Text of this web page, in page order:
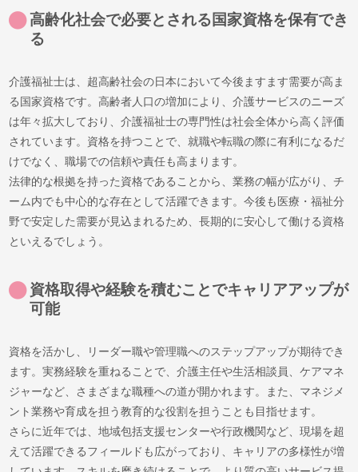
高齢化社会で必要とされる国家資格を保有でき
る
介護福祉士は、超高齢社会の日本において今後ますます需要が高ま
る国家資格です。高齢者人口の増加により、介護サービスのニーズ
は年々拡大しており、介護福祉士の専門性は社会全体から高く評価
されています。資格を持つことで、就職や転職の際に有利になるだ
けでなく、職場での信頼や責任も高まります。
法律的な根拠を持った資格であることから、業務の幅が広がり、チ
ーム内でも中心的な存在として活躍できます。今後も医療・福祉分
野で安定した需要が見込まれるため、長期的に安心して働ける資格
といえるでしょう。
資格取得や経験を積むことでキャリアアップが
可能
資格を活かし、リーダー職や管理職へのステップアップが期待でき
ます。実務経験を重ねることで、介護主任や生活相談員、ケアマネ
ジャーなど、さまざまな職種への道が開かれます。また、マネジメ
ント業務や育成を担う教育的な役割を担うことも目指せます。
さらに近年では、地域包括支援センターや行政機関など、現場を超
えて活躍できるフィールドも広がっており、キャリアの多様性が増